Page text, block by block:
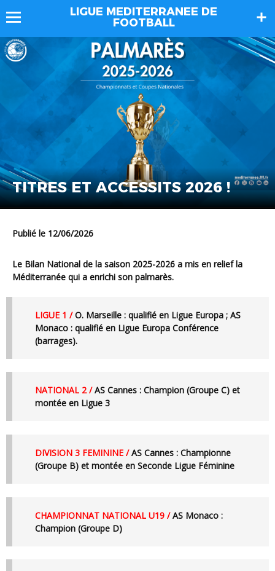
LIGUE MEDITERRANEE DE
FOOTBALL
TITRES ET ACCESSITS 2026 !
Publié le 12/06/2026
Le Bilan National de la saison 2025-2026 a mis en relief la
Méditerranée qui a enrichi son palmarès.
LIGUE 1 / O. Marseille : qualifié en Ligue Europa ; AS
Monaco : qualifié en Ligue Europa Conférence
(barrages).
NATIONAL 2 / AS Cannes : Champion (Groupe C) et
montée en Ligue 3
DIVISION 3 FEMININE / AS Cannes : Championne
(Groupe B) et montée en Seconde Ligue Féminine
CHAMPIONNAT NATIONAL U19 / AS Monaco :
Champion (Groupe D)